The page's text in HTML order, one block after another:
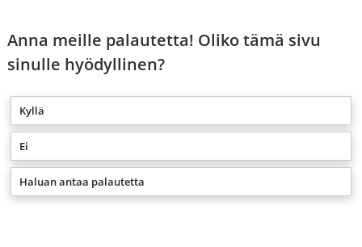
Anna meille palautetta! Oliko tämä sivu
sinulle hyödyllinen?
Kyllä
Ei
Haluan antaa palautetta